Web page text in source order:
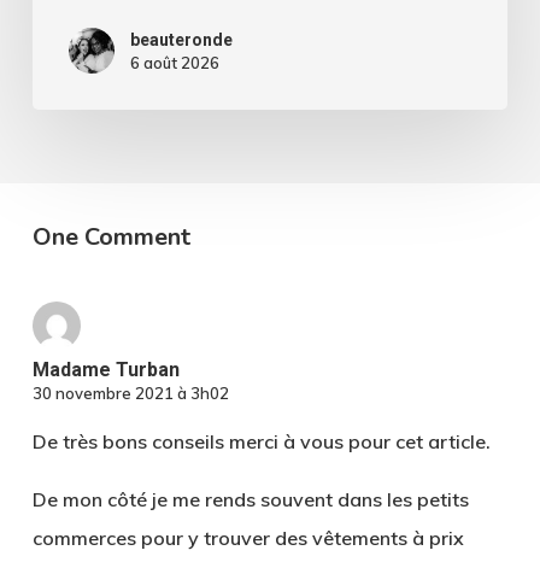
beauteronde
6 août 2026
One Comment
Madame Turban
30 novembre 2021 à 3h02
De très bons conseils merci à vous pour cet article.
De mon côté je me rends souvent dans les petits
commerces pour y trouver des vêtements à prix